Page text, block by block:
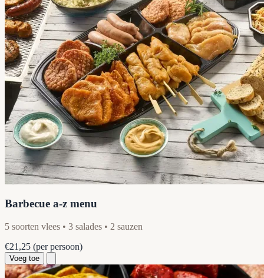
Barbecue a-z menu
5 soorten vlees • 3 salades • 2 sauzen
€21,25 (per persoon)
Voeg toe